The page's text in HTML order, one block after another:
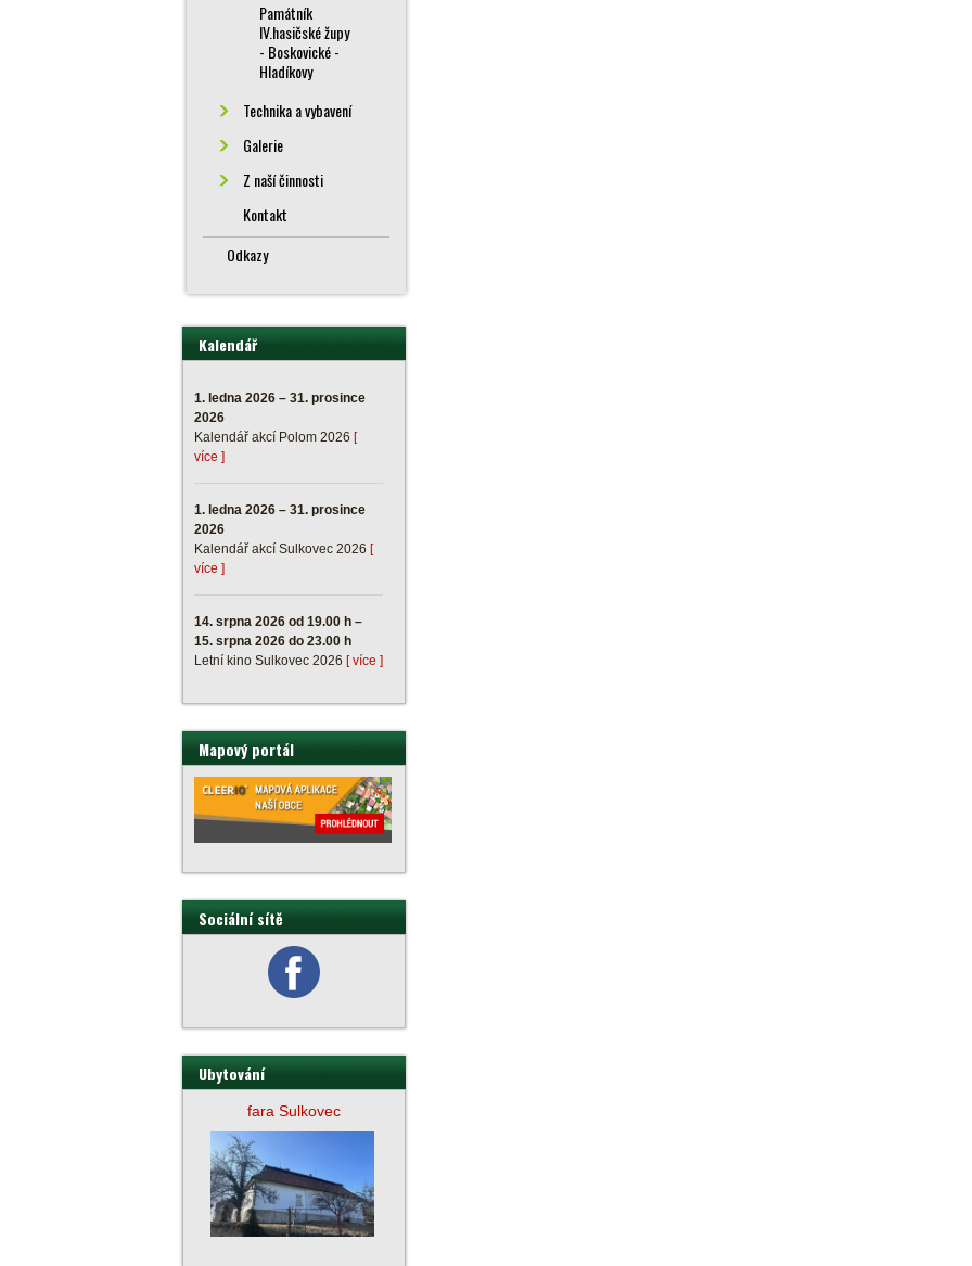
Památník
IV.hasičské župy
- Boskovické -
Hladíkovy
Technika a vybavení
Galerie
Z naší činnosti
Kontakt
Odkazy
Kalendář
1. ledna 2026 – 31. prosince
2026
Kalendář akcí Polom 2026 [
více ]
1. ledna 2026 – 31. prosince
2026
Kalendář akcí Sulkovec 2026 [
více ]
14. srpna 2026 od 19.00 h –
15. srpna 2026 do 23.00 h
Letní kino Sulkovec 2026 [ více ]
Mapový portál
Sociální sítě
Ubytování
fara Sulkovec